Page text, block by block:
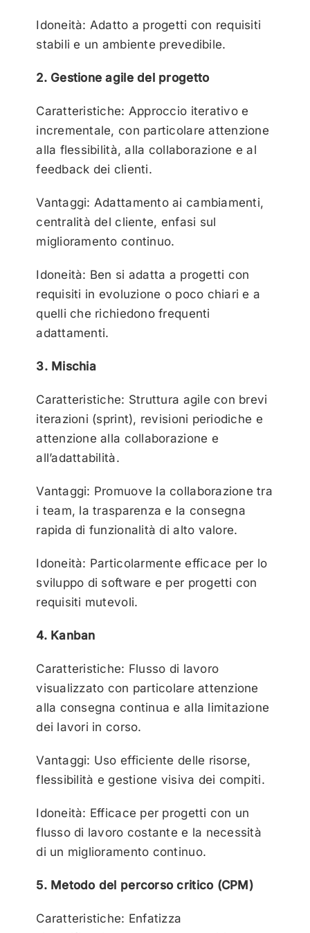
Idoneità: Adatto a progetti con requisiti
stabili e un ambiente prevedibile.
2. Gestione agile del progetto
Caratteristiche: Approccio iterativo e
incrementale, con particolare attenzione
alla flessibilità, alla collaborazione e al
feedback dei clienti.
Vantaggi: Adattamento ai cambiamenti,
centralità del cliente, enfasi sul
miglioramento continuo.
Idoneità: Ben si adatta a progetti con
requisiti in evoluzione o poco chiari e a
quelli che richiedono frequenti
adattamenti.
3. Mischia
Caratteristiche: Struttura agile con brevi
iterazioni (sprint), revisioni periodiche e
attenzione alla collaborazione e
all’adattabilità.
Vantaggi: Promuove la collaborazione tra
i team, la trasparenza e la consegna
rapida di funzionalità di alto valore.
Idoneità: Particolarmente efficace per lo
sviluppo di software e per progetti con
requisiti mutevoli.
4. Kanban
Caratteristiche: Flusso di lavoro
visualizzato con particolare attenzione
alla consegna continua e alla limitazione
dei lavori in corso.
Vantaggi: Uso efficiente delle risorse,
flessibilità e gestione visiva dei compiti.
Idoneità: Efficace per progetti con un
flusso di lavoro costante e la necessità
di un miglioramento continuo.
5. Metodo del percorso critico (CPM)
Caratteristiche: Enfatizza